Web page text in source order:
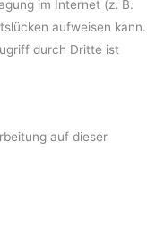
im Internet (z. B.
aufweisen kann.
durch Dritte ist
auf dieser